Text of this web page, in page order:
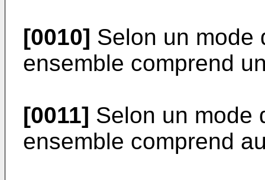
[0010] Selon un mode
ensemble comprend
[0011] Selon un mode
ensemble comprend